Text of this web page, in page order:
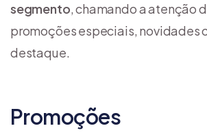
segmento, chamando a atenção
promoções especiais, novidades
destaque.
Promoções